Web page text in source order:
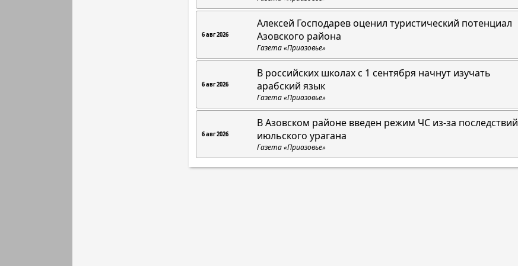
6 авг 2026
Алексей Господарев оценил туристический потенциал
Азовского района
Газета «Приазовье»
6 авг 2026
В российских школах с 1 сентября начнут изучать
арабский язык
Газета «Приазовье»
6 авг 2026
В Азовском районе введен режим ЧС из-за последствий
июльского урагана
Газета «Приазовье»